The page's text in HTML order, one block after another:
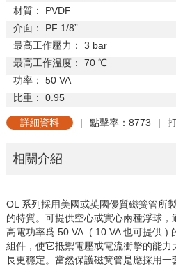
材質：
PVDF
介面：
PF 1/8”
最高工作壓力：
3 bar
最高工作溫度：
70 ℃
功率：
50 VA
比重：
0.95
詳細資料 | 點擊率：8773 |
相關介紹
OL 系列採用美國或英國優質磁簧管所
的特質。可提供空心或實心兩種浮球
高電功率爲 50 VA ( 10 VA 也可提供 )
組件，使它抵禦電壓或電流衝擊的能
長更穩定。當然保護磁簧管是應採用